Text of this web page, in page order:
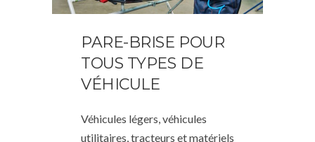
PARE-BRISE POUR
TOUS TYPES DE
VÉHICULE
Véhicules légers, véhicules
utilitaires, tracteurs et matériels